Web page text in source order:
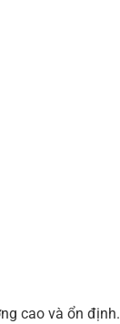
cao và ổn định.